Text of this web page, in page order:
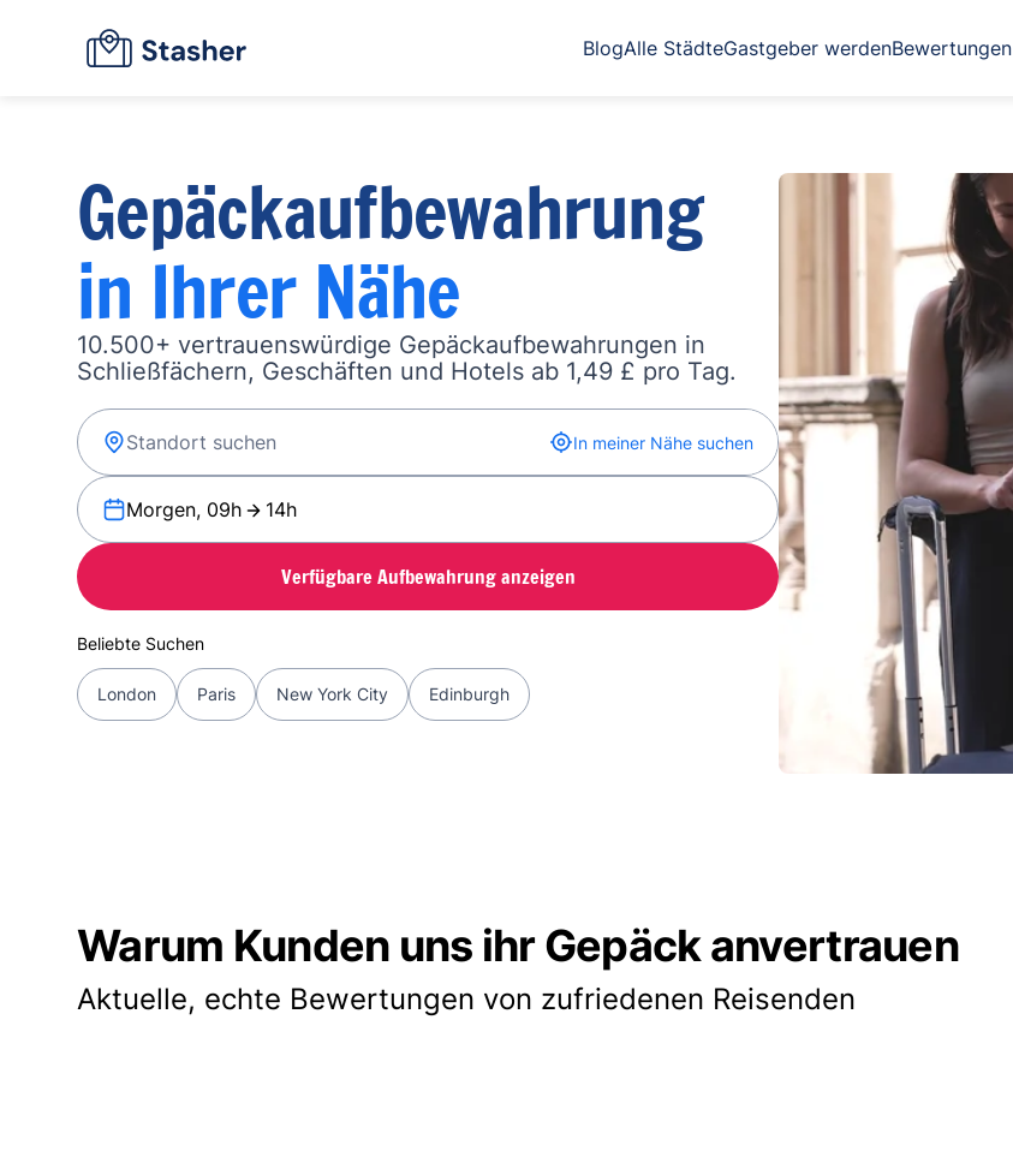
BlogAlle StädteGastgeber werdenBewertungen
Gepäckaufbewahrung
in Ihrer Nähe
10.500+ vertrauenswürdige Gepäckaufbewahrungen in
Schließfächern, Geschäften und Hotels ab 1,49 £ pro Tag.
In meiner Nähe suchen
Morgen, 09h 14h
Verfügbare Aufbewahrung anzeigen
Beliebte Suchen
London Paris New York City Edinburgh
Warum Kunden uns ihr Gepäck anvertrauen
Aktuelle, echte Bewertungen von zufriedenen Reisenden